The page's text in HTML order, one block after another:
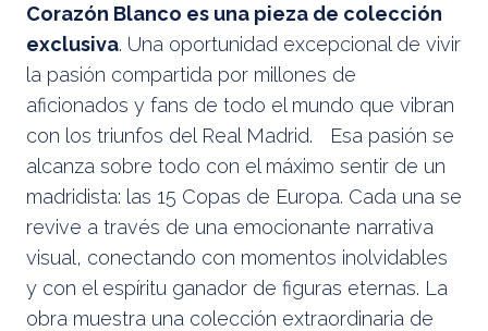
Corazón Blanco es una pieza de colección
exclusiva. Una oportunidad excepcional de vivir
la pasión compartida por millones de
aficionados y fans de todo el mundo que vibran
con los triunfos del Real Madrid. Esa pasión se
alcanza sobre todo con el máximo sentir de un
madridista: las 15 Copas de Europa. Cada una se
revive a través de una emocionante narrativa
visual, conectando con momentos inolvidables
y con el espíritu ganador de figuras eternas. La
obra muestra una colección extraordinaria de